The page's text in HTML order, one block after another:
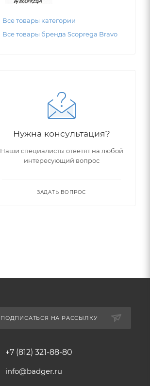
Все товары категории
Все товары бренда Scоprega Bravo
Нужна консультация?
Наши специалисты ответят на любой
интересующий вопрос
ЗАДАТЬ ВОПРОС
ПОДПИСАТЬСЯ НА РАССЫЛКУ
+7 (812) 321-88-80
info@badger.ru